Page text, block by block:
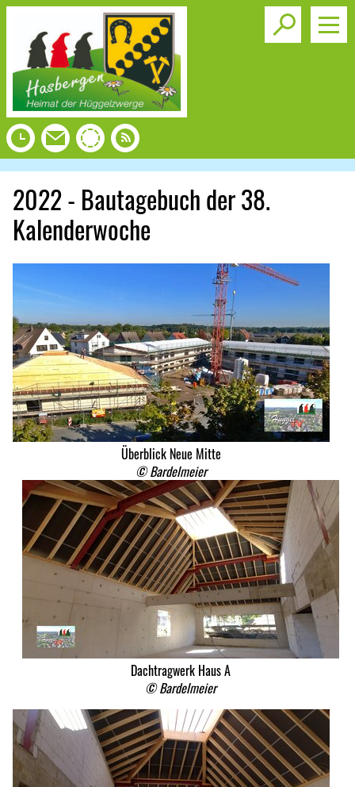
Toggle
2022 - Bautagebuch der 38.
Kalenderwoche
Überblick Neue Mitte
© Bardelmeier
Dachtragwerk Haus A
© Bardelmeier